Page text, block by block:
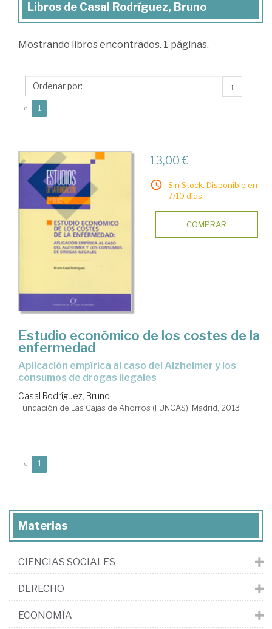
Libros
Casal
Bruno
Libros de Casal Rodríguez, Bruno
Mostrando libros encontrados. 1 páginas.
↑
« 1
13,00 €
Sin Stock. Disponible en
7/10 días.
COMPRAR
Estudio económico de los costes de la
enfermedad
aplicación empírica al caso del Alzheimer y los
consumos de drogas ilegales
Casal Rodríguez, Bruno
Fundación de Las Cajas de Ahorros (FUNCAS). Madrid, 2013
« 1
Materias
CIENCIAS SOCIALES
DERECHO
ECONOMÍA